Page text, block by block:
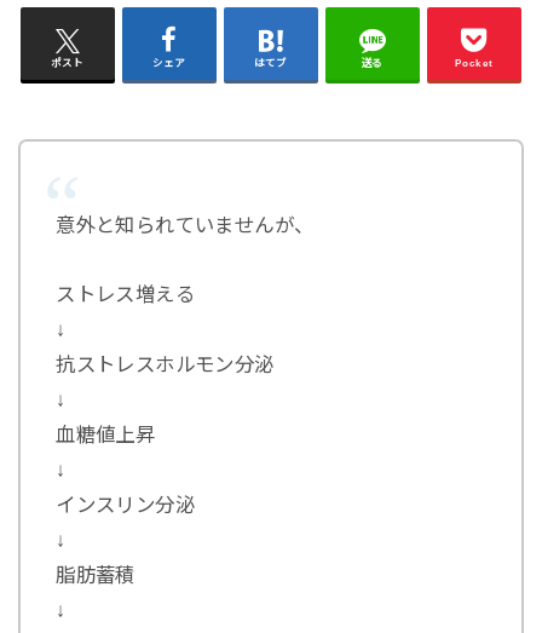
ポスト シェア はてブ 送る Pocket
意外と知られていませんが、
ストレス増える
↓
抗ストレスホルモン分泌
↓
血糖値上昇
↓
インスリン分泌
↓
脂肪蓄積
↓